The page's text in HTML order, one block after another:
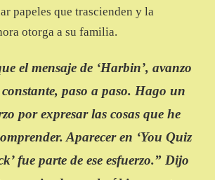
papeles que trascienden y la
otorga a su familia.
el mensaje de ‘Harbin’, avanzo
paso a paso. Hago un
por expresar las cosas que he
Aparecer en ‘You Quiz
fue parte de ese esfuerzo.” Dijo